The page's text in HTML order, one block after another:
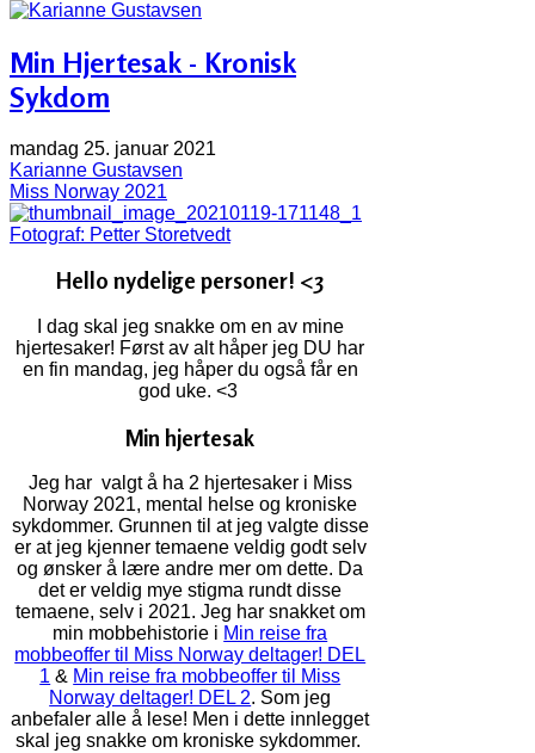
Min Hjertesak - Kronisk
Sykdom
mandag 25. januar 2021
Karianne Gustavsen
Miss Norway 2021
Fotograf: Petter Storetvedt
Hello nydelige personer! <3
I dag skal jeg snakke om en av mine
hjertesaker! Først av alt håper jeg DU har
en fin mandag, jeg håper du også får en
god uke. <3
Min hjertesak
Jeg har valgt å ha 2 hjertesaker i Miss
Norway 2021, mental helse og kroniske
sykdommer. Grunnen til at jeg valgte disse
er at jeg kjenner temaene veldig godt selv
og ønsker å lære andre mer om dette. Da
det er veldig mye stigma rundt disse
temaene, selv i 2021. Jeg har snakket om
min mobbehistorie i Min reise fra
mobbeoffer til Miss Norway deltager! DEL
1 & Min reise fra mobbeoffer til Miss
Norway deltager! DEL 2. Som jeg
anbefaler alle å lese! Men i dette innlegget
skal jeg snakke om kroniske sykdommer.